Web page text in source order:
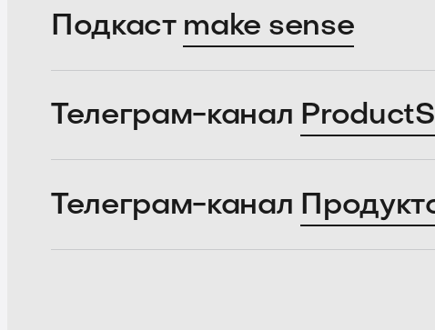
Подкаст make sense
Телеграм-канал
Телеграм-канал